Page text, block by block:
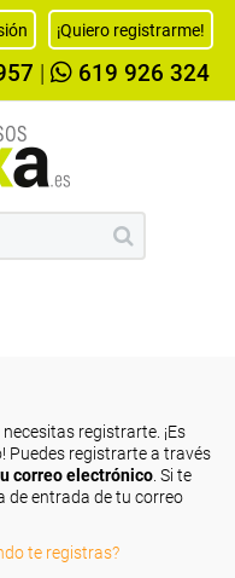
¡Quiero registrarme!
619 926 324
registrarte. ¡Es
Puedes registrarte a través
correo electrónico . Si te
de entrada de tu correo
te registras?